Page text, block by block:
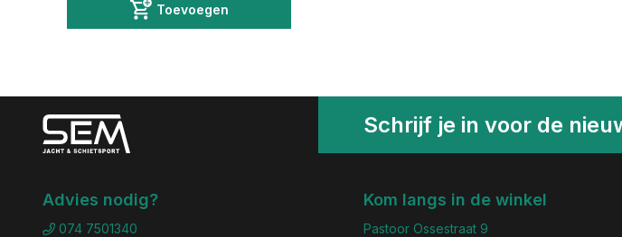
Toevoegen
Schrijf je in voor de
Advies nodig?
074 7501340
Kom langs in de winkel
Pastoor Ossestraat 9